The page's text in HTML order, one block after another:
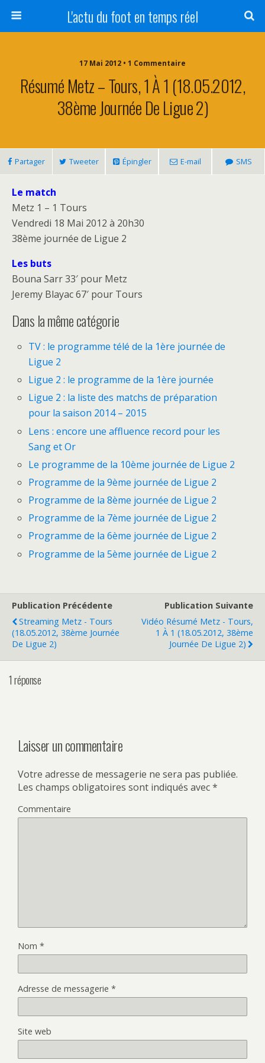
L'actu du foot en temps réel
17 Mai 2012 • 1 Commentaire
Résumé Metz – Tours, 1 À 1 (18.05.2012,
38ème Journée De Ligue 2)
Partager Tweeter Épingler E-mail SMS
Le match
Metz 1 – 1 Tours
Vendredi 18 Mai 2012 à 20h30
38ème journée de Ligue 2
Les buts
Bouna Sarr 33′ pour Metz
Jeremy Blayac 67′ pour Tours
Dans la même catégorie
TV : le programme télé de la 1ère journée de
Ligue 2
Ligue 2 : le programme de la 1ère journée
Ligue 2 : la liste des matchs de préparation
pour la saison 2014 – 2015
Lens : encore une affluence record pour les
Sang et Or
Le programme de la 10ème journée de Ligue 2
Programme de la 9ème journée de Ligue 2
Programme de la 8ème journée de Ligue 2
Programme de la 7ème journée de Ligue 2
Programme de la 6ème journée de Ligue 2
Programme de la 5ème journée de Ligue 2
Publication Précédente
Streaming Metz - Tours
(18.05.2012, 38ème Journée
De Ligue 2)
Publication Suivante
Vidéo Résumé Metz - Tours,
1 À 1 (18.05.2012, 38ème
Journée De Ligue 2)
1 réponse
Laisser un commentaire
Votre adresse de messagerie ne sera pas publiée.
Les champs obligatoires sont indiqués avec*
Commentaire
Nom *
Adresse de messagerie *
Site web